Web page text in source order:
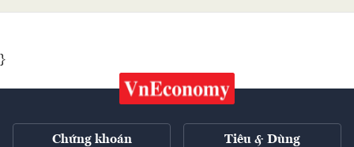
}
Chứng khoán Tiêu & Dùng